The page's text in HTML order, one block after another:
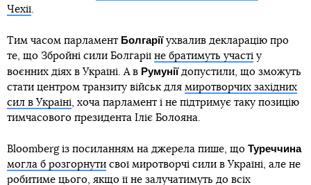
Чехії.
Тим часом парламент Болгаріїухвалив декларацію про
те, що Збройні сили Болгарії не братимуть участі у
воєнних діях в Україні. А в Румуніїдопустили, що зможуть
стати центром транзиту військ для миротворчих західних
сил в Україні, хоча парламент і не підтримує таку позицію
тимчасового президента Іліє Болояна.
Bloomberg із посиланням на джерела пише, що Туреччина
могла б розгорнути свої миротворчі сили в Україні, але не
робитиме цього, якщо її не залучатимуть до всіх